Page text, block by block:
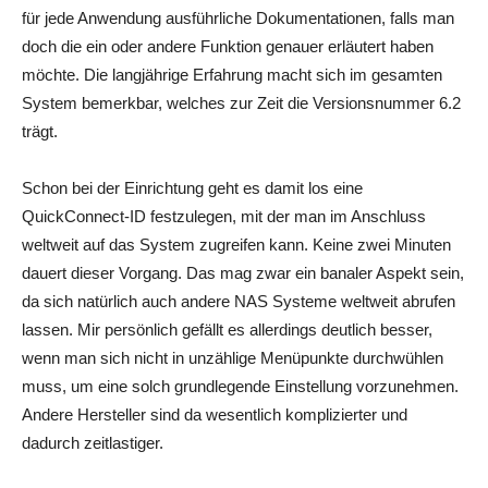
für jede Anwendung ausführliche Dokumentationen, falls man
doch die ein oder andere Funktion genauer erläutert haben
möchte. Die langjährige Erfahrung macht sich im gesamten
System bemerkbar, welches zur Zeit die Versionsnummer 6.2
trägt.
Schon bei der Einrichtung geht es damit los eine
QuickConnect-ID festzulegen, mit der man im Anschluss
weltweit auf das System zugreifen kann. Keine zwei Minuten
dauert dieser Vorgang. Das mag zwar ein banaler Aspekt sein,
da sich natürlich auch andere NAS Systeme weltweit abrufen
lassen. Mir persönlich gefällt es allerdings deutlich besser,
wenn man sich nicht in unzählige Menüpunkte durchwühlen
muss, um eine solch grundlegende Einstellung vorzunehmen.
Andere Hersteller sind da wesentlich komplizierter und
dadurch zeitlastiger.